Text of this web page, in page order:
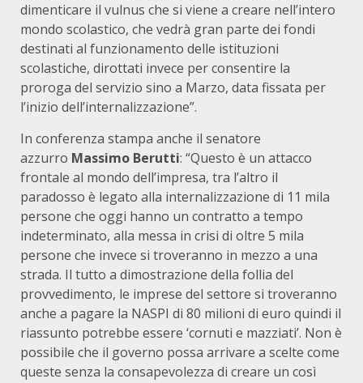
dimenticare il vulnus che si viene a creare nell’intero
mondo scolastico, che vedrà gran parte dei fondi
destinati al funzionamento delle istituzioni
scolastiche, dirottati invece per consentire la
proroga del servizio sino a Marzo, data fissata per
l’inizio dell’internalizzazione”.
In conferenza stampa anche il senatore
azzurro Massimo Berutti: “Questo è un attacco
frontale al mondo dell’impresa, tra l’altro il
paradosso è legato alla internalizzazione di 11 mila
persone che oggi hanno un contratto a tempo
indeterminato, alla messa in crisi di oltre 5 mila
persone che invece si troveranno in mezzo a una
strada. Il tutto a dimostrazione della follia del
provvedimento, le imprese del settore si troveranno
anche a pagare la NASPI di 80 milioni di euro quindi il
riassunto potrebbe essere ‘cornuti e mazziati’. Non è
possibile che il governo possa arrivare a scelte come
queste senza la consapevolezza di creare un così